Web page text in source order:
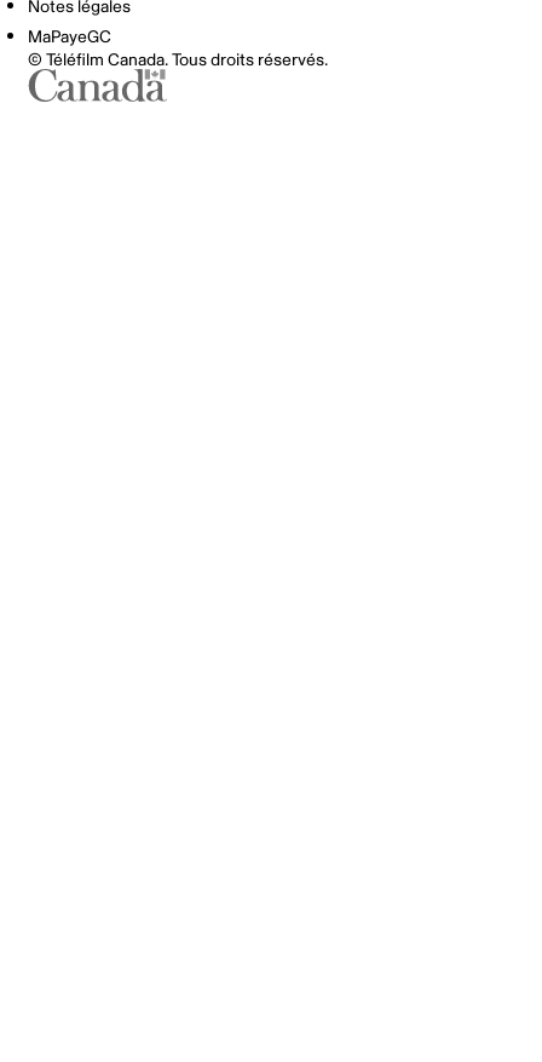
Notes légales
MaPayeGC
© Téléfilm Canada. Tous droits réservés.